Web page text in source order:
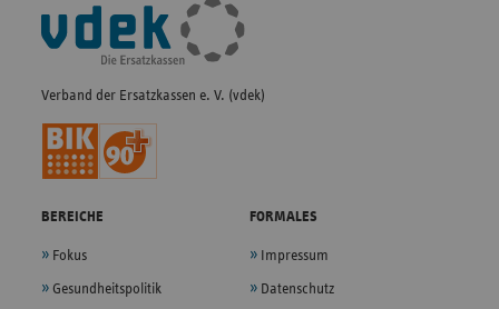
Fußleisten-
Navigation
Verband der Ersatzkassen e. V. (vdek)
BEREICHE
Fokus
Gesundheitspolitik
FORMALES
Impressum
Datenschutz